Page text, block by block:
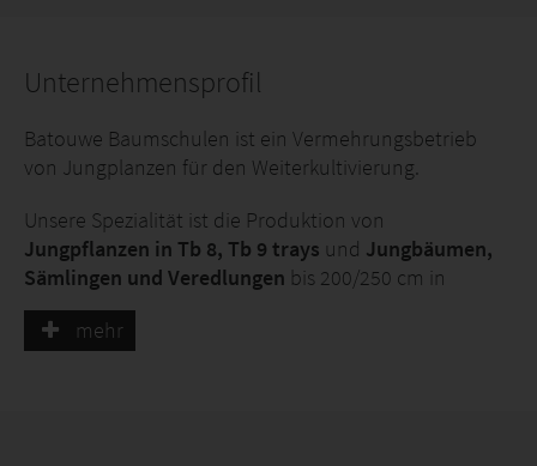
Unternehmensprofil
Batouwe Baumschulen ist ein Vermehrungsbetrieb
von Jungplanzen für den Weiterkultivierung.
Unsere Spezialität ist die Produktion von
Jungpflanzen in Tb 8, Tb 9 trays und Jungbäumen,
Sämlingen und Veredlungen bis 200/250 cm in
Speziellen Schlittstöpfen!
Wir konzentrieren auf künftige Holzkulturen, wie Klima
mehr